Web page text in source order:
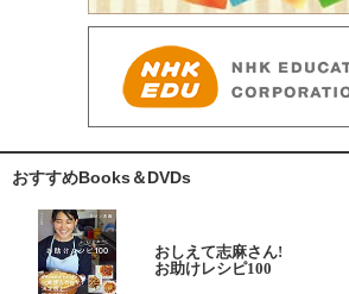
おすすめBooks＆DVDs
おしえて志麻さん!
お助けレシピ100